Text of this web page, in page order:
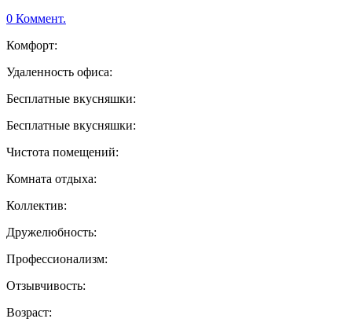
0 Коммент.
Комфорт:
Удаленность офиса:
Бесплатные вкусняшки:
Бесплатные вкусняшки:
Чистота помещений:
Комната отдыха:
Коллектив:
Дружелюбность:
Профессионализм:
Отзывчивость:
Возраст: